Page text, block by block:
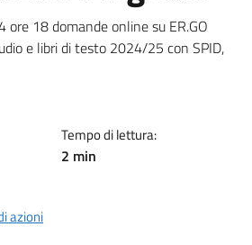
notizia
18 domande online su ER.GO
e libri di testo 2024/25 con SPID,
Tempo di lettura:
2 min
azioni